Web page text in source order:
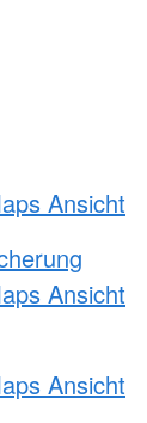
Ansicht
Ansicht
Ansicht